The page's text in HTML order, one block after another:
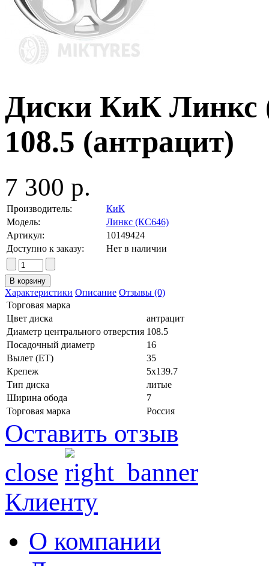
Диски КиК Линкс
108.5 (антрацит)
7 300 р.
Производитель:
КиК
Модель:
Линкс (КС646)
Артикул:
10149424
Доступно к заказу:
Нет в наличии
Характеристики Описание Отзывы (0)
Торговая марка
Цвет диска
антрацит
Диаметр центрального отверстия 108.5
Посадочный диаметр
16
Вылет (ET)
35
Крепеж
5x139.7
Тип диска
литые
Ширина обода
7
Торговая марка
Россия
Оставить отзыв
close
Клиенту
О компании